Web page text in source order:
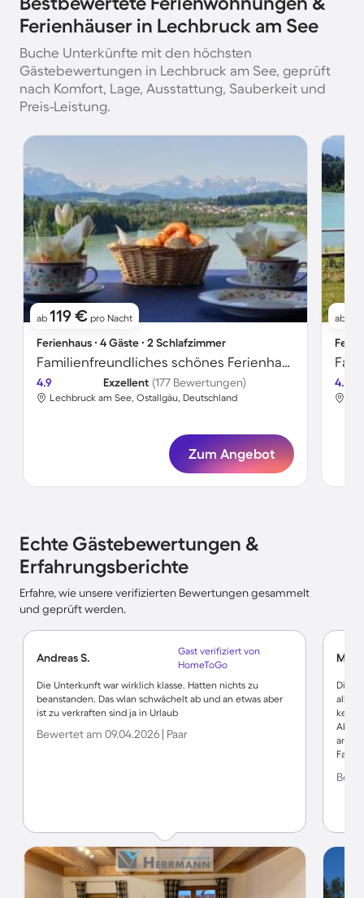
Ferienhäuser in Lechbruck am See
Buche Unterkünfte mit den höchsten
Gästebewertungen in Lechbruck am See, geprüft
nach Komfort, Lage, Ausstattung, Sauberkeit und
Preis-Leistung.
ab 119 € pro Nacht
Ferienhaus ∙ 4 Gäste ∙ 2 Schlafzimmer
Familienfreundliches schönes Ferienhaus mit Garten, Terrasse und Grill | Bergblick
4.9 Exzellent (177 Bewertungen)
Lechbruck am See, Ostallgäu, Deutschland
Zum Angebot
ab
4.7
Echte Gästebewertungen &
Erfahrungsberichte
Erfahre, wie unsere verifizierten Bewertungen gesammelt
und geprüft werden.
Andreas S.
Gast verifiziert von
HomeToGo
Die Unterkunft war wirklich klasse. Hatten nichts zu
beanstanden. Das wlan schwächelt ab und an etwas aber
ist zu verkraften sind ja in Urlaub
Bewertet am 09.04.2026 | Paar
Die
allem
kein
an